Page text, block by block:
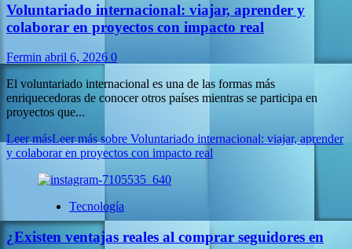
Voluntariado internacional: viajar, aprender y
colaborar en proyectos con impacto real
Fermin abril 6, 2026 0
El voluntariado internacional es una de las formas más
enriquecedoras de conocer otros países mientras se participa en
proyectos que...
Leer másLeer más sobre Voluntariado internacional: viajar, aprender
y colaborar en proyectos con impacto real
Tecnología
¿Existen ventajas reales al comprar seguidores en